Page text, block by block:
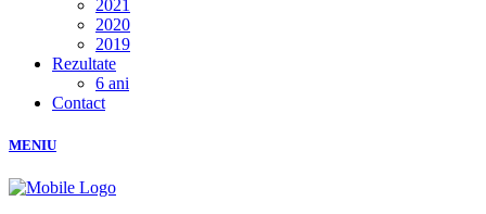
2021
2020
2019
Rezultate
6 ani
Contact
MENIU